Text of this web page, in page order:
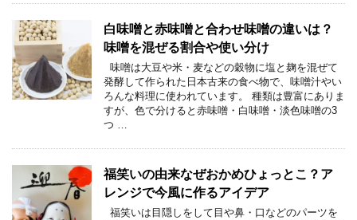
白味噌と赤味噌と合わせ味噌の違いは？
味噌を混ぜる割合や使い分け
味噌は大豆や米・麦などの穀物に塩と麹を混ぜて
発酵して作られた日本古来の食べ物で、味噌汁やい
ろんな料理に使われています。 種類は豊富にありま
すが、色で分けると赤味噌・白味噌・淡色味噌の3
つ …
福笑いの由来なぜおかめひょっとこ？ア
レンジで今風に作るアイデア
福笑いは目隠しをして目や鼻・口などのパーツを